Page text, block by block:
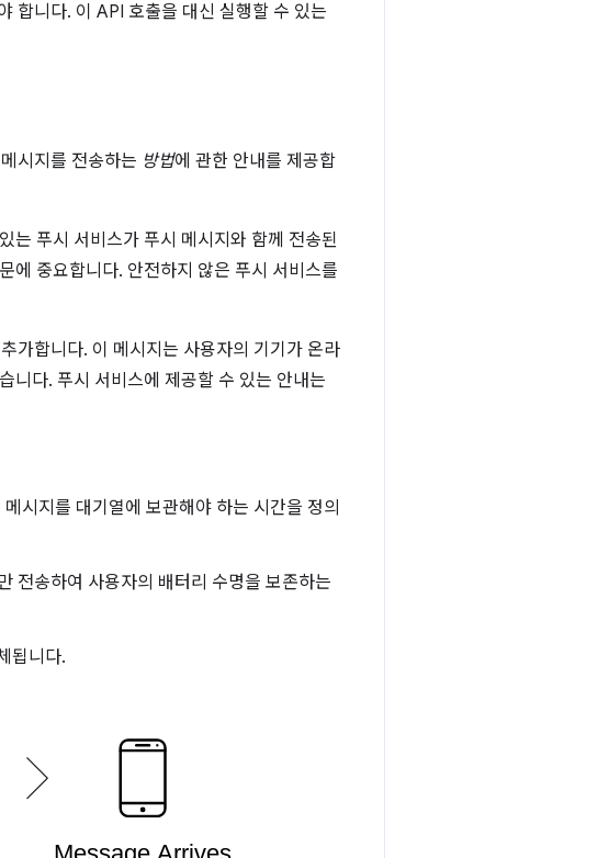
합니다. 이 API 호출을 대신 실행할 수 있는
시지를 전송하는 방법에 관한 안내를 제공합
는 푸시 서비스가 푸시 메시지와 함께 전송된
에 중요합니다. 안전하지 않은 푸시 서비스를
가합니다. 이 메시지는 사용자의 기기가 온라
니다. 푸시 서비스에 제공할 수 있는 안내는
시지를 대기열에 보관해야 하는 시간을 정의
전송하여 사용자의 배터리 수명을 보존하는
됩니다.